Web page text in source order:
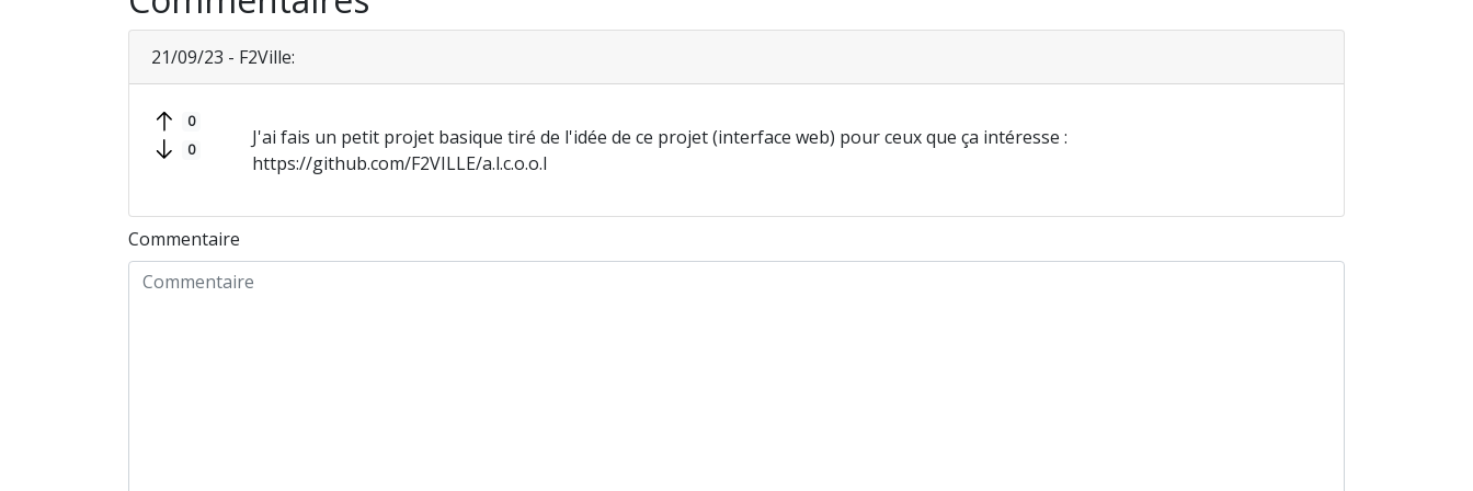
21/09/23 - F2Ville:
0
0
J'ai fais un petit projet basique tiré de l'idée de ce projet (interface web) pour ceux que ça intéresse :
https://github.com/F2VILLE/a.l.c.o.o.l
Commentaire